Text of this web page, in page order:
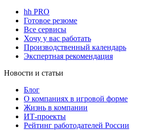
hh PRO
Готовое резюме
Все сервисы
Хочу у вас работать
Производственный календарь
Экспертная рекомендация
Новости и статьи
Блог
О компаниях в игровой форме
Жизнь в компании
ИТ-проекты
Рейтинг работодателей России